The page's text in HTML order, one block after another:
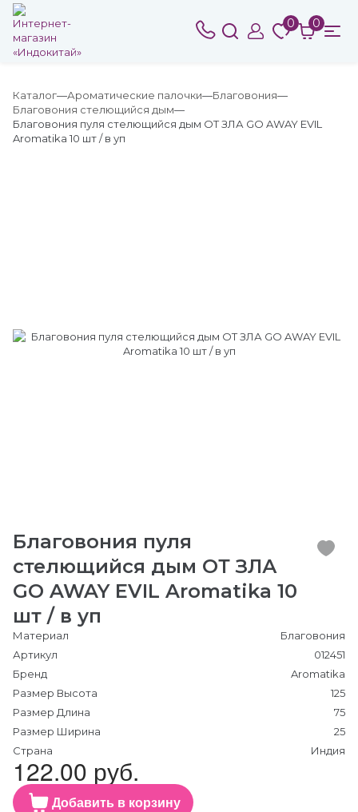
0 0
Каталог Ароматические палочки
Благовония
Благовония стелющийся дым
Благовония пуля стелющийся дым ОТ ЗЛА GO AWAY EVIL
Aromatika 10 шт / в уп
Благовония пуля
стелющийся дым ОТ ЗЛА
GO AWAY EVIL Aromatika 10
шт / в уп
Материал
Благовония
Артикул
012451
Бренд
Aromatika
Размер Высота
125
Размер Длина
75
Размер Ширина
25
Страна
Индия
122.00 руб.
Добавить в корзину